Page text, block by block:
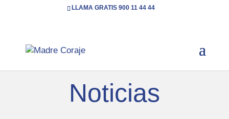
LLAMA GRATIS 900 11 44 44
Inicio
Noticias